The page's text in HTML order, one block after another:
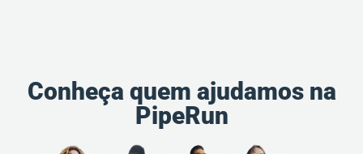
Conheça quem ajudamos na
PipeRun